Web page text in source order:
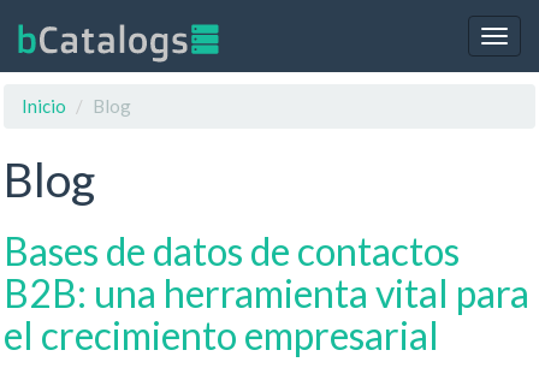
Inicio
Blog
Blog
Bases de datos de contactos
B2B: una herramienta vital para
el crecimiento empresarial